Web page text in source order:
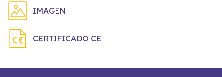
IMAGEN
CERTIFICADO CE